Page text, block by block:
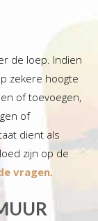
de loep. Indien
zekere hoogte
of toevoegen,
of
dient als
zijn op de
vragen